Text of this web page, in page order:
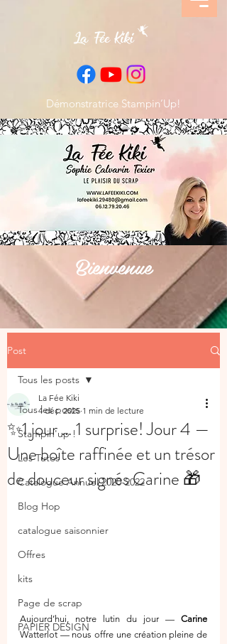
Démonstratrice Stampin’Up!
Bienvenue
Post
Tous les posts
Stampin'up !
Les Tutos
Catalogue Annuel 2020-2022
Blog Hop
catalogue saisonnier
Offres
kits
Page de scrap
PAPIER DESIGN
Tous les posts
✨1 jour … 1 surprise! Jour 4 —
Une boîte raffinée et un trésor
de douceur signés Carine 🎁
La Fée Kiki
4 déc. 2025 1 min de lecture
Aujourd’hui, notre lutin du jour — Carine
Watterlot — nous offre une création pleine de